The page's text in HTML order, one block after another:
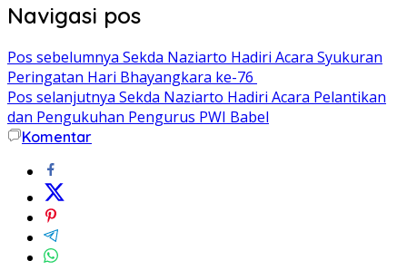
Navigasi pos
Pos sebelumnya Sekda Naziarto Hadiri Acara Syukuran
Peringatan Hari Bhayangkara ke-76
Pos selanjutnya Sekda Naziarto Hadiri Acara Pelantikan
dan Pengukuhan Pengurus PWI Babel
Komentar